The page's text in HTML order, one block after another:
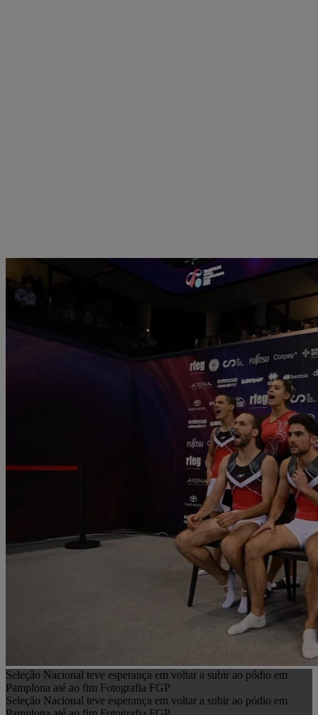
Seleção Nacional teve esperança em voltar a subir ao pódio em
Pamplona até ao fim Fotografia FGP
Seleção Nacional teve esperança em voltar a subir ao pódio em